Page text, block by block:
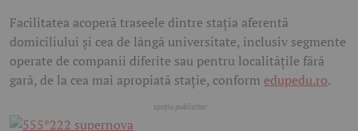
Facilitatea acoperă traseele dintre stația aferentă
domiciliului și cea de lângă universitate, inclusiv segmente
operate de companii diferite sau pentru localitățile fără
gară, de la cea mai apropiată stație, conform edupedu.ro.